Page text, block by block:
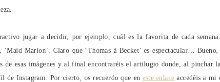
jugar a decidir, por ejemplo, cuál es la favorita de cada
Marion’. Claro que ‘Thomas à Becket’ es espectacular…
esas imágenes y al final encontraréis el artilugio donde, al pinchar
de Instagram. Por cierto, os recuerdo que eneste enlace accedéis a mi